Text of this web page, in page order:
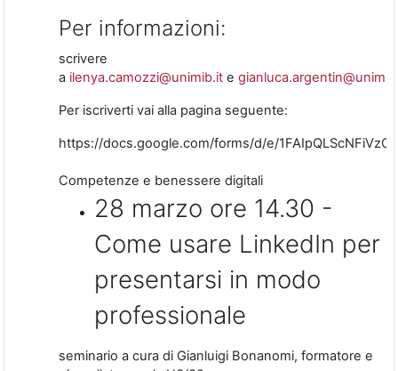
Per informazioni:
scrivere
a ilenya.camozzi@unimib.it e
Per iscriverti vai alla pagina seguente:
https://docs.google.com/forms/d/e/
Competenze e benessere digitali
28 marzo ore 14.30 -
Come usare LinkedIn per
presentarsi in modo
professionale
seminario a cura di Gianluigi Bonanomi, formatore e